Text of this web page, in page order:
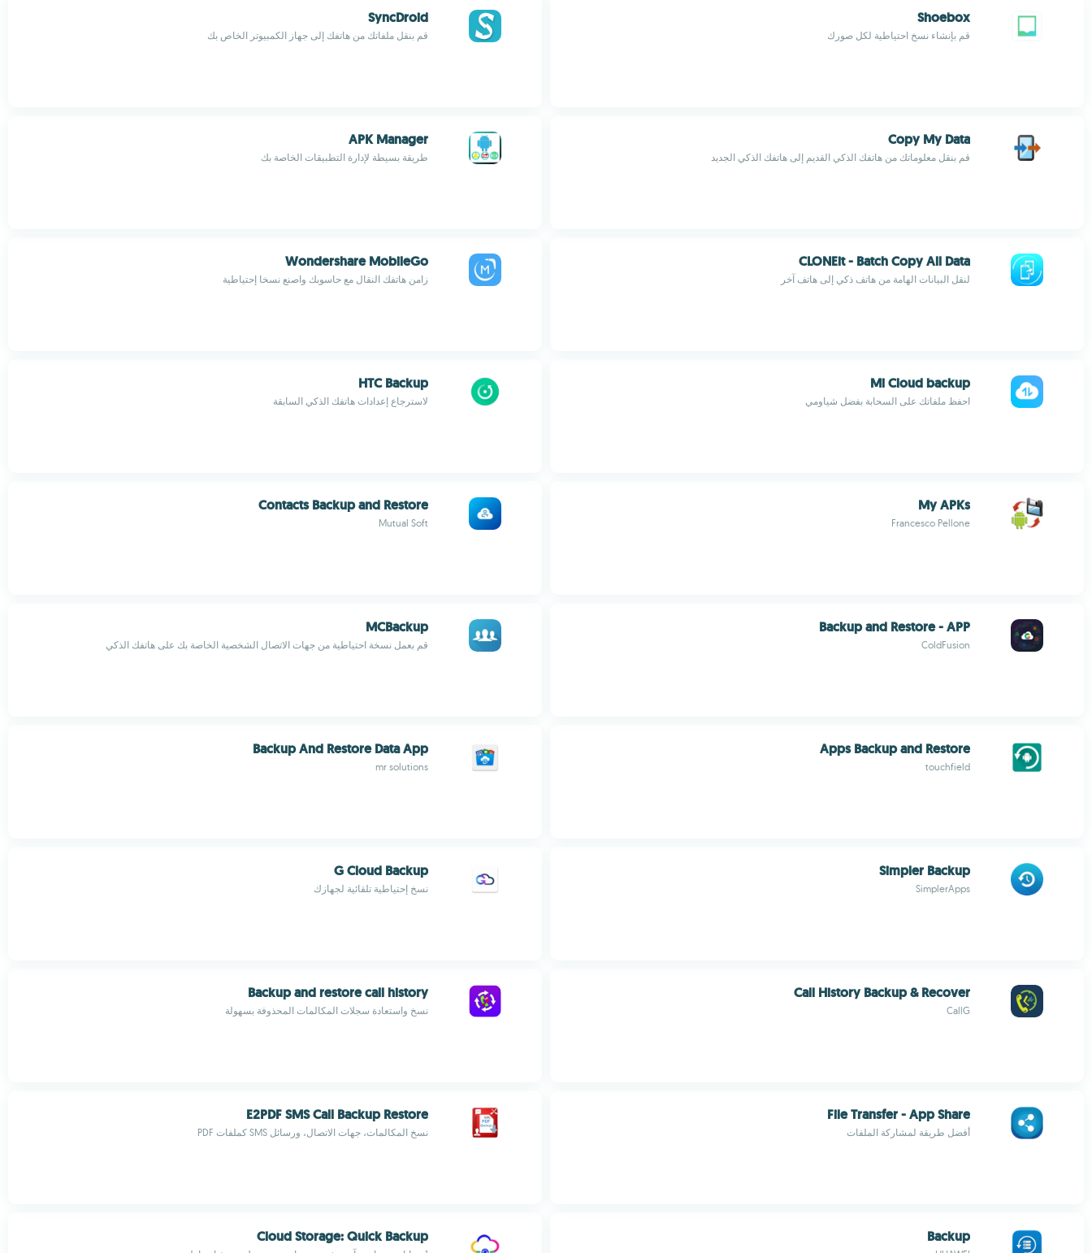
Shoebox
قم بإنشاء نسخ احتياطية لكل صورك
SyncDroid
قم بنقل ملفاتك من هاتفك إلى جهاز الكمبيوتر الخاص بك
Copy My Data
قم بنقل معلوماتك من هاتفك الذكي القديم إلى هاتفك الذكي الجديد
APK Manager
طريقة بسيطة لإدارة التطبيقات الخاصة بك
CLONEit - Batch Copy All Data
لنقل البيانات الهامة من هاتف ذكي إلى هاتف آخر
Wondershare MobileGo
زامن هاتفك النقال مع حاسوبك واصنع نسخا إحتياطية
Mi Cloud backup​
احفظ ملفاتك على السحابة بفضل شياومي
HTC Backup
لاسترجاع إعدادات هاتفك الذكي السابقة
My APKs
Francesco Pellone
Contacts Backup and Restore
Mutual Soft
Backup and Restore - APP
ColdFusion
MCBackup
قم بعمل نسخة احتياطية من جهات الاتصال الشخصية الخاصة بك على هاتفك الذكي
Apps Backup and Restore
touchfield
Backup And Restore Data App
mr solutions
Simpler Backup
SimplerApps
G Cloud Backup
نسخ إحتياطية تلقائية لجهازك
Call History Backup & Recover
CallG
Backup and restore call history
نسخ واستعادة سجلات المكالمات المحذوفة بسهولة
File Transfer - App Share
أفضل طريقة لمشاركة الملفات
E2PDF SMS Call Backup Restore
نسخ المكالمات، جهات الاتصال، ورسائل SMS كملفات PDF
Backup
Cloud Storage: Quick Backup